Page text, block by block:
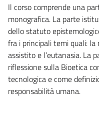
Il corso comprende una
monografica. La parte
dello statuto
fra i principali temi quali: la
assistito e l’eutanasia. La
riflessione sulla Bioetica
tecnologica e come
responsabilità umana.